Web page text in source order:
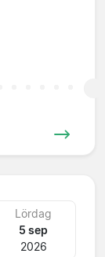
Lördag
5 sep
2026